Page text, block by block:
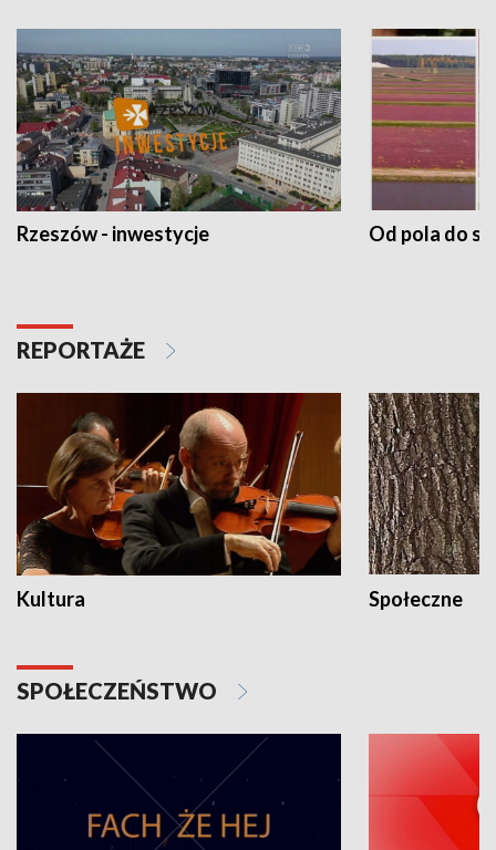
Rzeszów - inwestycje Od pola do
REPORTAŻE
Kultura Społeczne
SPOŁECZEŃSTWO